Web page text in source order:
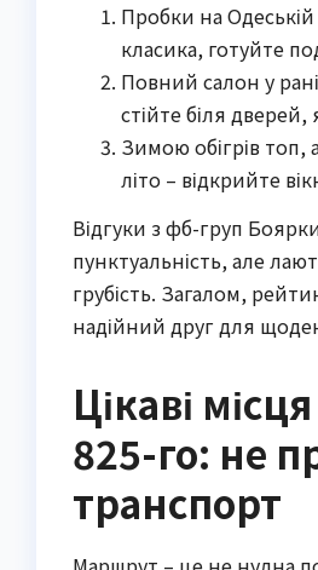
Пробки на
класика, готуйте
Повний салон у
стійте біля
Зимою обігрів топ,
літо – відкрийте
Відгуки з фб-груп
пунктуальність, але
грубість. Загалом,
надійний друг для
Цікаві
825-го: не
транспорт